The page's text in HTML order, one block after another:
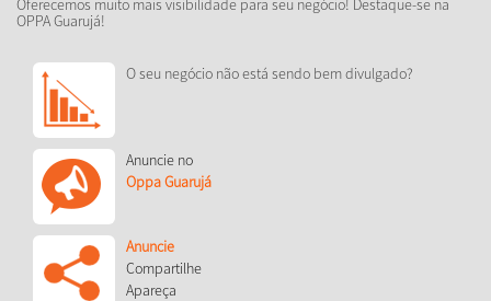
Oferecemos muito mais visibilidade para seu negócio! Destaque-se na
OPPA Guarujá!
O seu negócio não está sendo bem divulgado?
Anuncie no
Oppa Guarujá
Anuncie
Compartilhe
Apareça